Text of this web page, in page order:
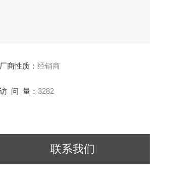
2液梯度）
厂商性质： 经销商
访 问 量： 3282
联系我们